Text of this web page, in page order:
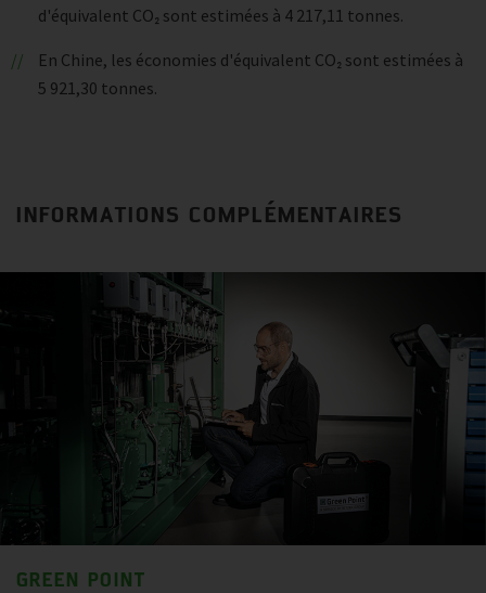
d'équivalent CO₂ sont estimées à 4 217,11 tonnes.
En Chine, les économies d'équivalent CO₂ sont estimées à
5 921,30 tonnes.
INFORMATIONS COMPLÉMENTAIRES
GREEN POINT